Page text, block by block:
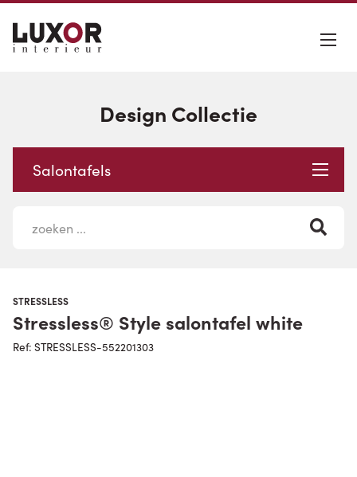
Design Collectie
Salontafels
STRESSLESS
Stressless® Style salontafel white
Ref: STRESSLESS-552201303